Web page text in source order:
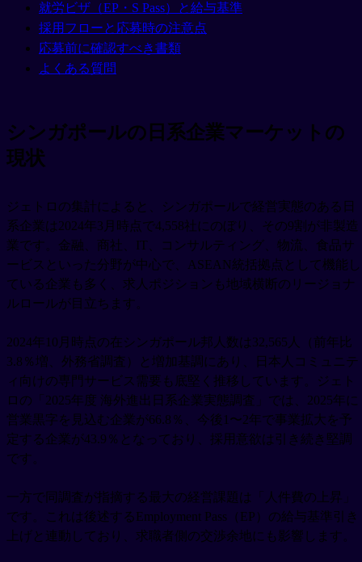
就労ビザ（EP・S Pass）と給与基準
採用フローと応募時の注意点
応募前に確認すべき書類
よくある質問
シンガポールの日系企業マーケットの
現状
ジェトロの集計によると、シンガポールで経営実態のある日
系企業は2024年3月時点で4,558社にのぼり、その9割が非製造
業です。金融、商社、IT、コンサルティング、物流、食品サ
ービスといった分野が中心で、ASEAN統括拠点として機能し
ている企業も多く、求人ポジションも地域横断のリージョナ
ルロールが目立ちます。
2024年10月時点の在シンガポール邦人数は32,565人（前年比
3.8％増、外務省調査）と増加基調にあり、日本人コミュニテ
ィ向けの専門サービス需要も底堅く推移しています。ジェト
ロの「2025年度 海外進出日系企業実態調査」では、2025年に
営業黒字を見込む企業が66.8％、今後1〜2年で事業拡大を予
定する企業が43.9％となっており、採用意欲は引き続き堅調
です。
一方で同調査が指摘する最大の経営課題は「人件費の上昇」
です。これは後述するEmployment Pass（EP）の給与基準引き
上げと連動しており、求職者側の交渉余地にも影響します。